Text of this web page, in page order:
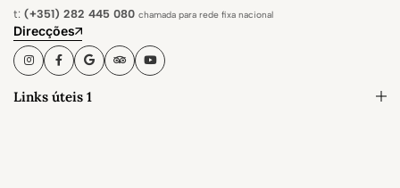
t: (+351) 282 445 080 chamada para rede fixa nacional
Direcções
Links úteis 1